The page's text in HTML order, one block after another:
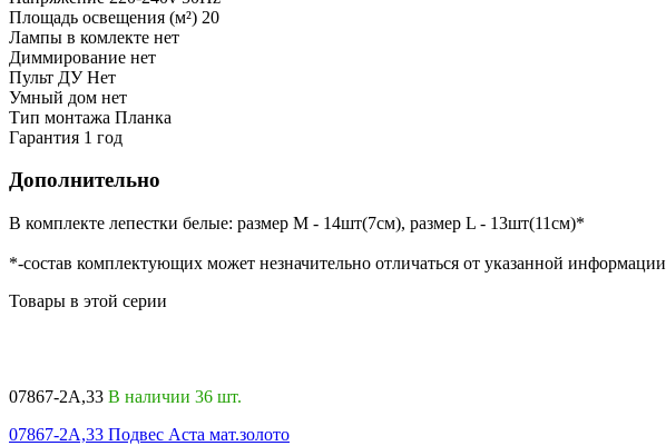
Площадь освещения (м²) 20
Лампы в комлекте нет
Диммирование нет
Пульт ДУНет
Умный дом нет
Тип монтажа Планка
Гарантия 1 год
Дополнительно
В комплекте лепестки белые: размер M - 14шт(7см), размер L - 13шт(11см)*
*-состав комплектующих может незначительно отличаться от указанной информации
Товары в этой серии
07867-2A,33 В наличии 36 шт.
07867-2A,33 Подвес Аста мат.золото